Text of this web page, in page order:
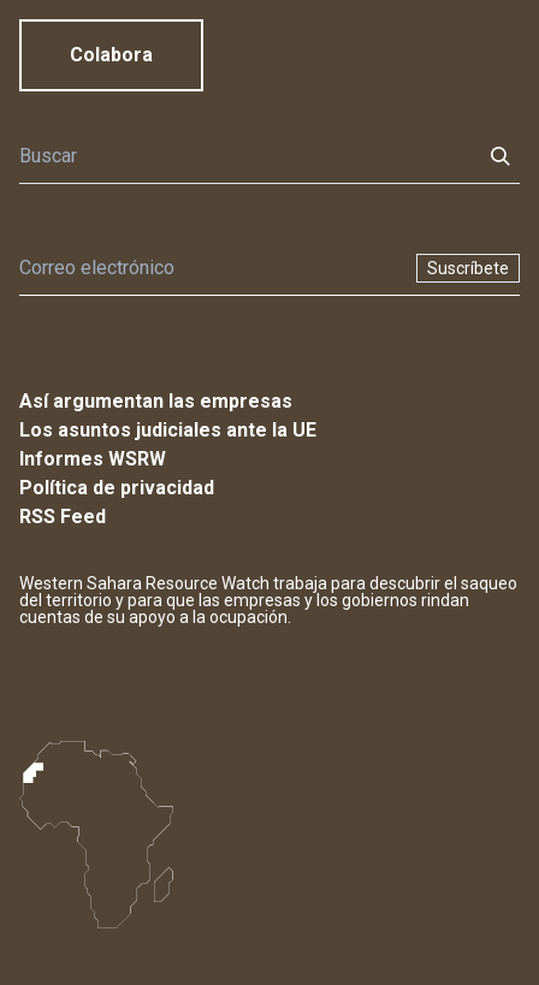
Colabora
Suscríbete
Así argumentan las empresas
Los asuntos judiciales ante la UE
Informes WSRW
Política de privacidad
RSS Feed
Western Sahara Resource Watch trabaja para descubrir el saqueo
del territorio y para que las empresas y los gobiernos rindan
cuentas de su apoyo a la ocupación.